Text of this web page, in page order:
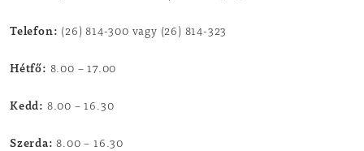
Telefon: (26) 814-300 vagy (26) 814-323
Hétfő: 8.00 – 17.00
Kedd: 8.00 – 16.30
Szerda: 8.00 – 16.30